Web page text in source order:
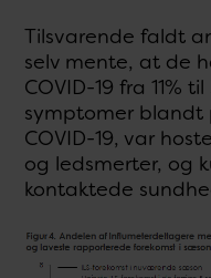
Tilsvarende faldt
selv mente, at de
COVID-19 fra 11%
symptomer blandt
COVID-19, var
og ledsmerter, og
kontaktede